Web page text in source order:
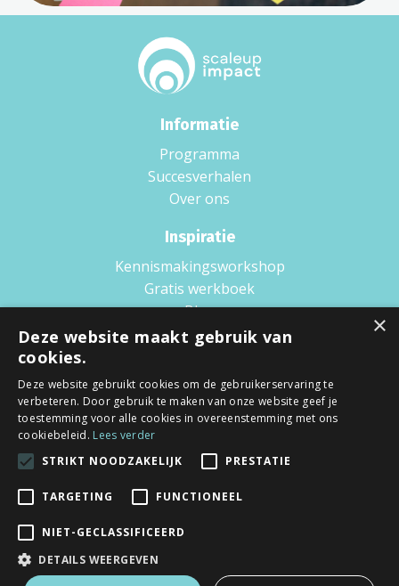
Informatie
Programma
Succesverhalen
Over ons
Inspiratie
Kennismakingsworkshop
Gratis werkboek
Blog
Boek
Wat is Scaling up?
Voorwaarden
Algemene voorwaarden
×
Deze website maakt gebruik van
cookies.
Deze website gebruikt cookies om de gebruikerservaring te
verbeteren. Door gebruik te maken van onze website geef je
toestemming voor alle cookies in overeenstemming met ons
cookiebeleid. Lees verder
STRIKT NOODZAKELIJK
PRESTATIE
TARGETING FUNCTIONEEL
NIET-GECLASSIFICEERD
DETAILS WEERGEVEN